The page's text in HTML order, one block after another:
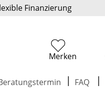
Finanzierung
Merken
FAQ